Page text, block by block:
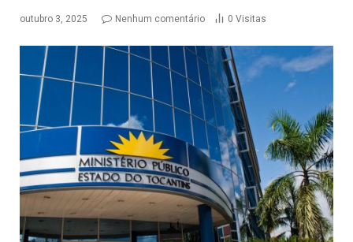
outubro 3, 2025 Nenhum comentário 0 Visitas